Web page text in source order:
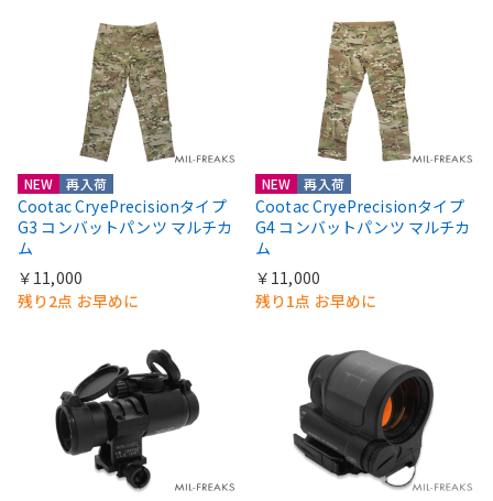
NEW 再入荷
Cootac CryePrecisionタイプ
G3 コンバットパンツ マルチカ
ム
￥11,000
残り2点 お早めに
NEW 再入荷
Cootac CryePrecisionタイプ
G4 コンバットパンツ マルチカ
ム
￥11,000
残り1点 お早めに